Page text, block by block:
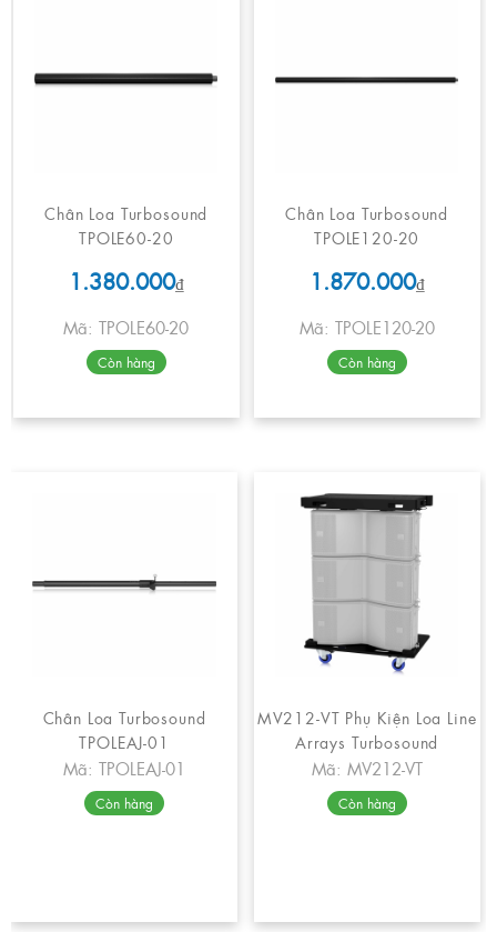
Chân Loa Turbosound
TPOLE60-20
1.380.000₫
Mã: TPOLE60-20
Còn hàng
Chân Loa Turbosound
TPOLE120-20
1.870.000₫
Mã: TPOLE120-20
Còn hàng
Chân Loa Turbosound
TPOLEAJ-01
Mã: TPOLEAJ-01
Còn hàng
MV212-VT Phụ Kiện Loa Line
Arrays Turbosound
Mã: MV212-VT
Còn hàng